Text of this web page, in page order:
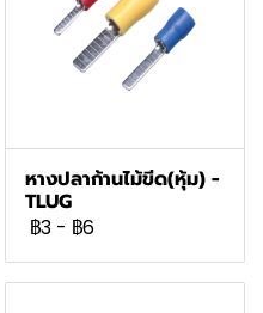
หางปลาก้านไม้ขีด(หุ้ม) -
TLUG
฿3 - ฿6